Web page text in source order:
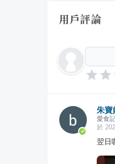
用戶評論
朱寶
愛食
於
翌日